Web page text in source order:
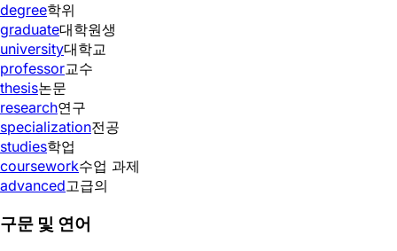
degree학위
graduate대학원생
university대학교
professor교수
thesis논문
research연구
specialization전공
studies학업
coursework수업 과제
advanced고급의
구문 및 연어